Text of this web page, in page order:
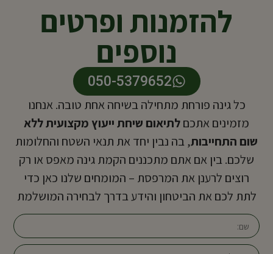
להזמנות ופרטים
נוספים
050-5379652
כל גינה פורחת מתחילה בשיחה אחת טובה. אנחנו
מזמינים אתכםלתיאום שיחת ייעוץ מקצועית ללא
שום התחייבות, בה נבין יחד את תנאי השטח והחלומות
שלכם. בין אם אתם מתכננים הקמת גינה מאפס או רק
רוצים לרענן את המרפסת – המומחים שלנו כאן כדי
לתת לכם את הביטחון והידע בדרך לבחירה המושלמת